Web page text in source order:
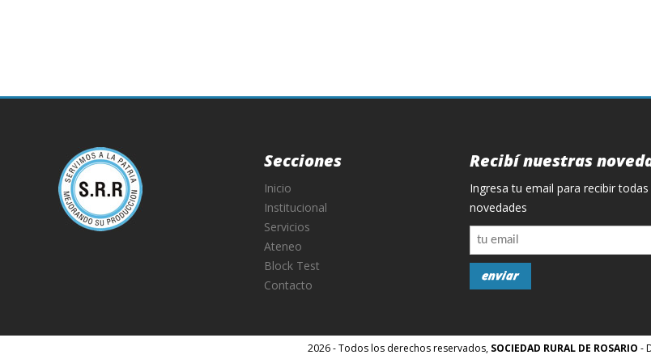
Secciones
Inicio
Institucional
Servicios
Ateneo
Block Test
Contacto
Recibí nuestras
Ingresa tu email para recibir
novedades
2026 - Todos los derechos reservados, SOCIEDAD RURAL DE ROSARIO -